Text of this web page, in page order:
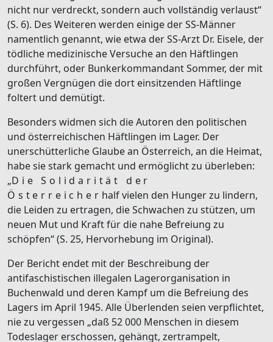
nicht nur verdreckt, sondern auch vollständig verlaust“
(S. 6). Des Weiteren werden einige der SS-Männer
namentlich genannt, wie etwa der SS-Arzt Dr. Eisele, der
tödliche medizinische Versuche an den Häftlingen
durchführt, oder Bunkerkommandant Sommer, der mit
großen Vergnügen die dort einsitzenden Häftlinge
foltert und demütigt.
Besonders widmen sich die Autoren den politischen
und österreichischen Häftlingen im Lager. Der
unerschütterliche Glaube an Österreich, an die Heimat,
habe sie stark gemacht und ermöglicht zu überleben:
„Die Solidarität der
Österreicher half vielen den Hunger zu lindern,
die Leiden zu ertragen, die Schwachen zu stützen, um
neuen Mut und Kraft für die nahe Befreiung zu
schöpfen“ (S. 25, Hervorhebung im Original).
Der Bericht endet mit der Beschreibung der
antifaschistischen illegalen Lagerorganisation in
Buchenwald und deren Kampf um die Befreiung des
Lagers im April 1945. Alle Überlenden seien verpflichtet,
nie zu vergessen „daß 52 000 Menschen in diesem
Todeslager erschossen, gehängt, zertrampelt,